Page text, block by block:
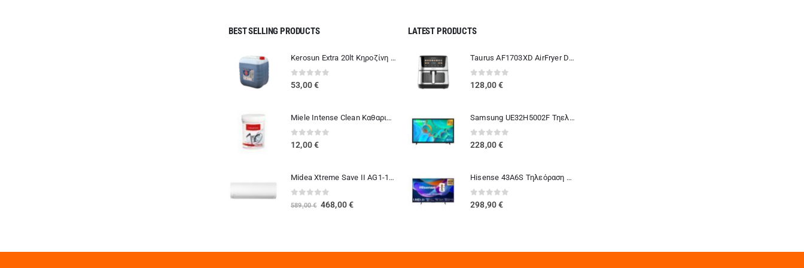
BEST SELLING PRODUCTS
Kerosun Extra 20lt Κηροζίνη Θέρμανσης σε Δοχείο μιας Χρήσης
0out of 5
53,00€
Miele Intense Clean Καθαριστικό Πλυντηρίου Ρούχων και Πιάτων
0out of 5
12,00€
Midea Xtreme Save II AG1-12NXD6-I Κλιματιστικό 12000 BTU A+++/A+++ με Ιονιστή
out of 5
589,00€ Original
468,00€Η
468,00 €.
LATEST PRODUCTS
Taurus AF1703XD AirFryer Digital 360 XL 8lt 2100W
0out of 5
128,00€
Samsung UE32H5002F Τηελόραση Smart 32 ιντσών HDReady LED
0out of 5
228,00€
Hisense 43A6S Τηλεόραση Smart 43 ιντσών UltraHD 4K DLED
0out of 5
298,90€